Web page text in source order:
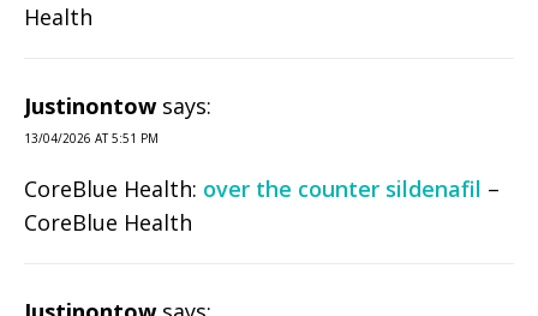
Health
Justinontow says:
13/04/2026 AT 5:51 PM
CoreBlue Health: over the counter sildenafil –
CoreBlue Health